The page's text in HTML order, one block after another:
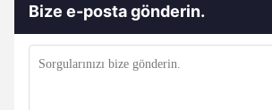
Bize e-posta gönderin.